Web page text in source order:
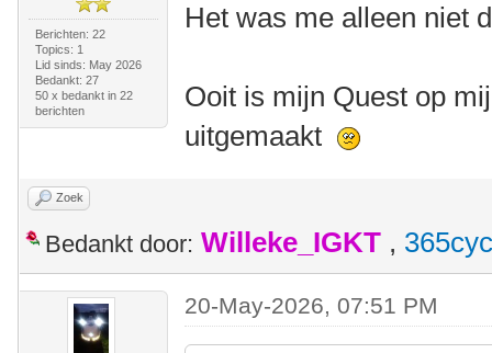
Berichten: 22
Topics: 1
Lid sinds: May 2026
Bedankt: 27
50 x bedankt in 22
berichten
Het was me alleen niet
Ooit is mijn Quest op
uitgemaakt
Zoek
Bedankt door: Willeke_IGKT ,
20-May-2026, 07:51 PM